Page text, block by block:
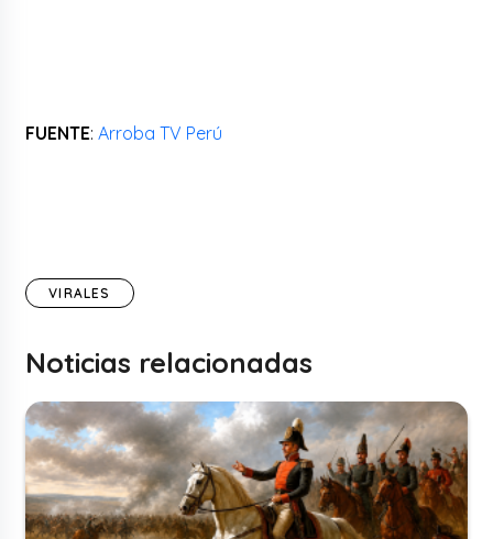
FUENTE:Arroba TV Perú
VIRALES
Noticias relacionadas